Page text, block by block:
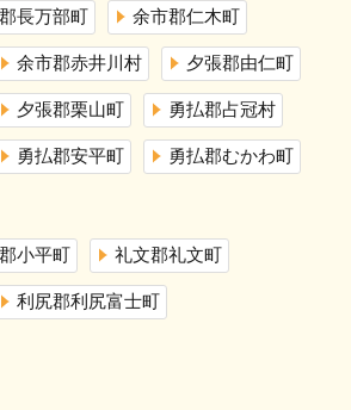
長万部町 余市郡仁木町
余市郡赤井川村 夕張郡由仁町
夕張郡栗山町 勇払郡占冠村
勇払郡安平町 勇払郡むかわ町
小平町 礼文郡礼文町
利尻郡利尻富士町